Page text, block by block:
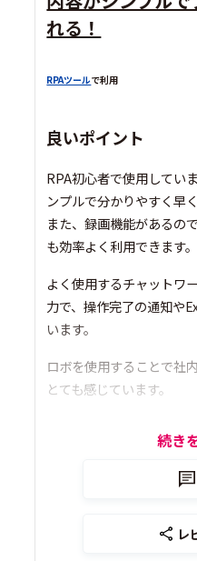
れる！
RPAツールで利用
良いポイント
RPA初心者で使用してい
ンプルで分かりやすく早
また、録画機能があるの
も効率よく利用できます。
よく使用するチャットワ
力で、操作完了の通知や
います。
ロボを使用することで社
とても感じています。
続き
レ